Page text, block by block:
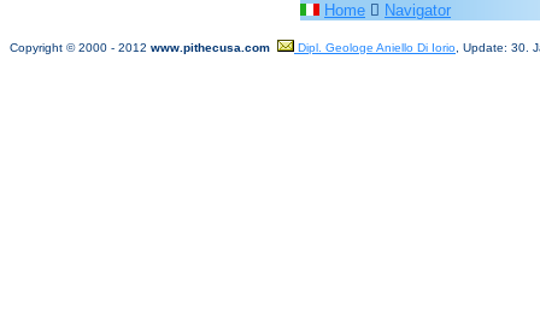
Home  Navigator
Copyright © 2000 - 2012 www.pithecusa.com Dipl. Geologe Aniello Di Iorio , Update: 30.